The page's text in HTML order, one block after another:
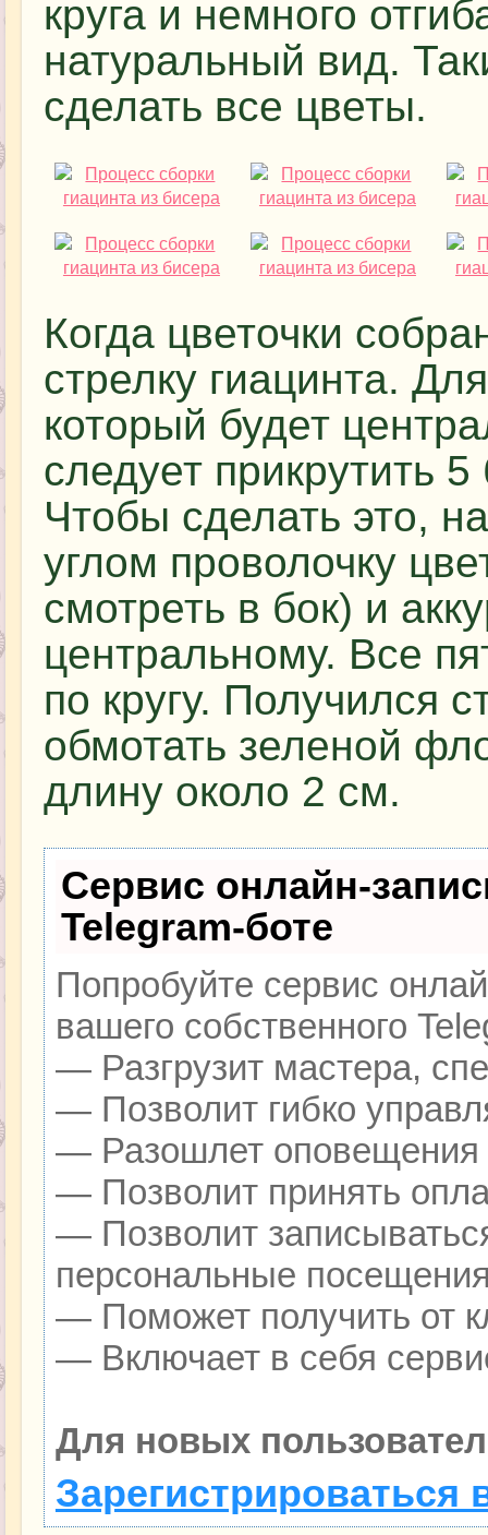
круга и немного
натуральный вид.
сделать все цветы.
Когда цветочки
стрелку гиацинта.
который будет
следует прикрутить
Чтобы сделать это,
углом проволочку
смотреть в бок) и
центральному. Все
по кругу. Получился
обмотать зеленой
длину около 2 см.
Сервис онлайн-
Telegram-боте
Попробуйте сервис
вашего собственного
— Разгрузит мастера,
— Позволит гибко
— Разошлет оповещения
— Позволит принять
— Позволит
персональные
— Поможет получить от
— Включает в себя
Для новых
Зарегистрироваться